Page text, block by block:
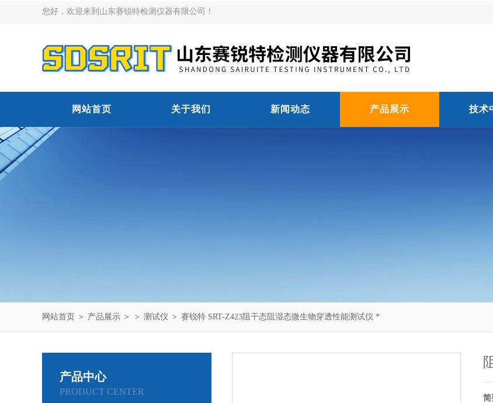
您好，欢迎来到山东赛锐特检测仪器有限公司！
网站首页 关于我们 新闻动态 产品展示 技术
网站首页 ＞ 产品展示 ＞ ＞ 测试仪 ＞ 赛锐特 SRT-Z423阻干态阻湿态微生物穿透性能测试仪 *
产品中心
PRODUCT CENTER
简